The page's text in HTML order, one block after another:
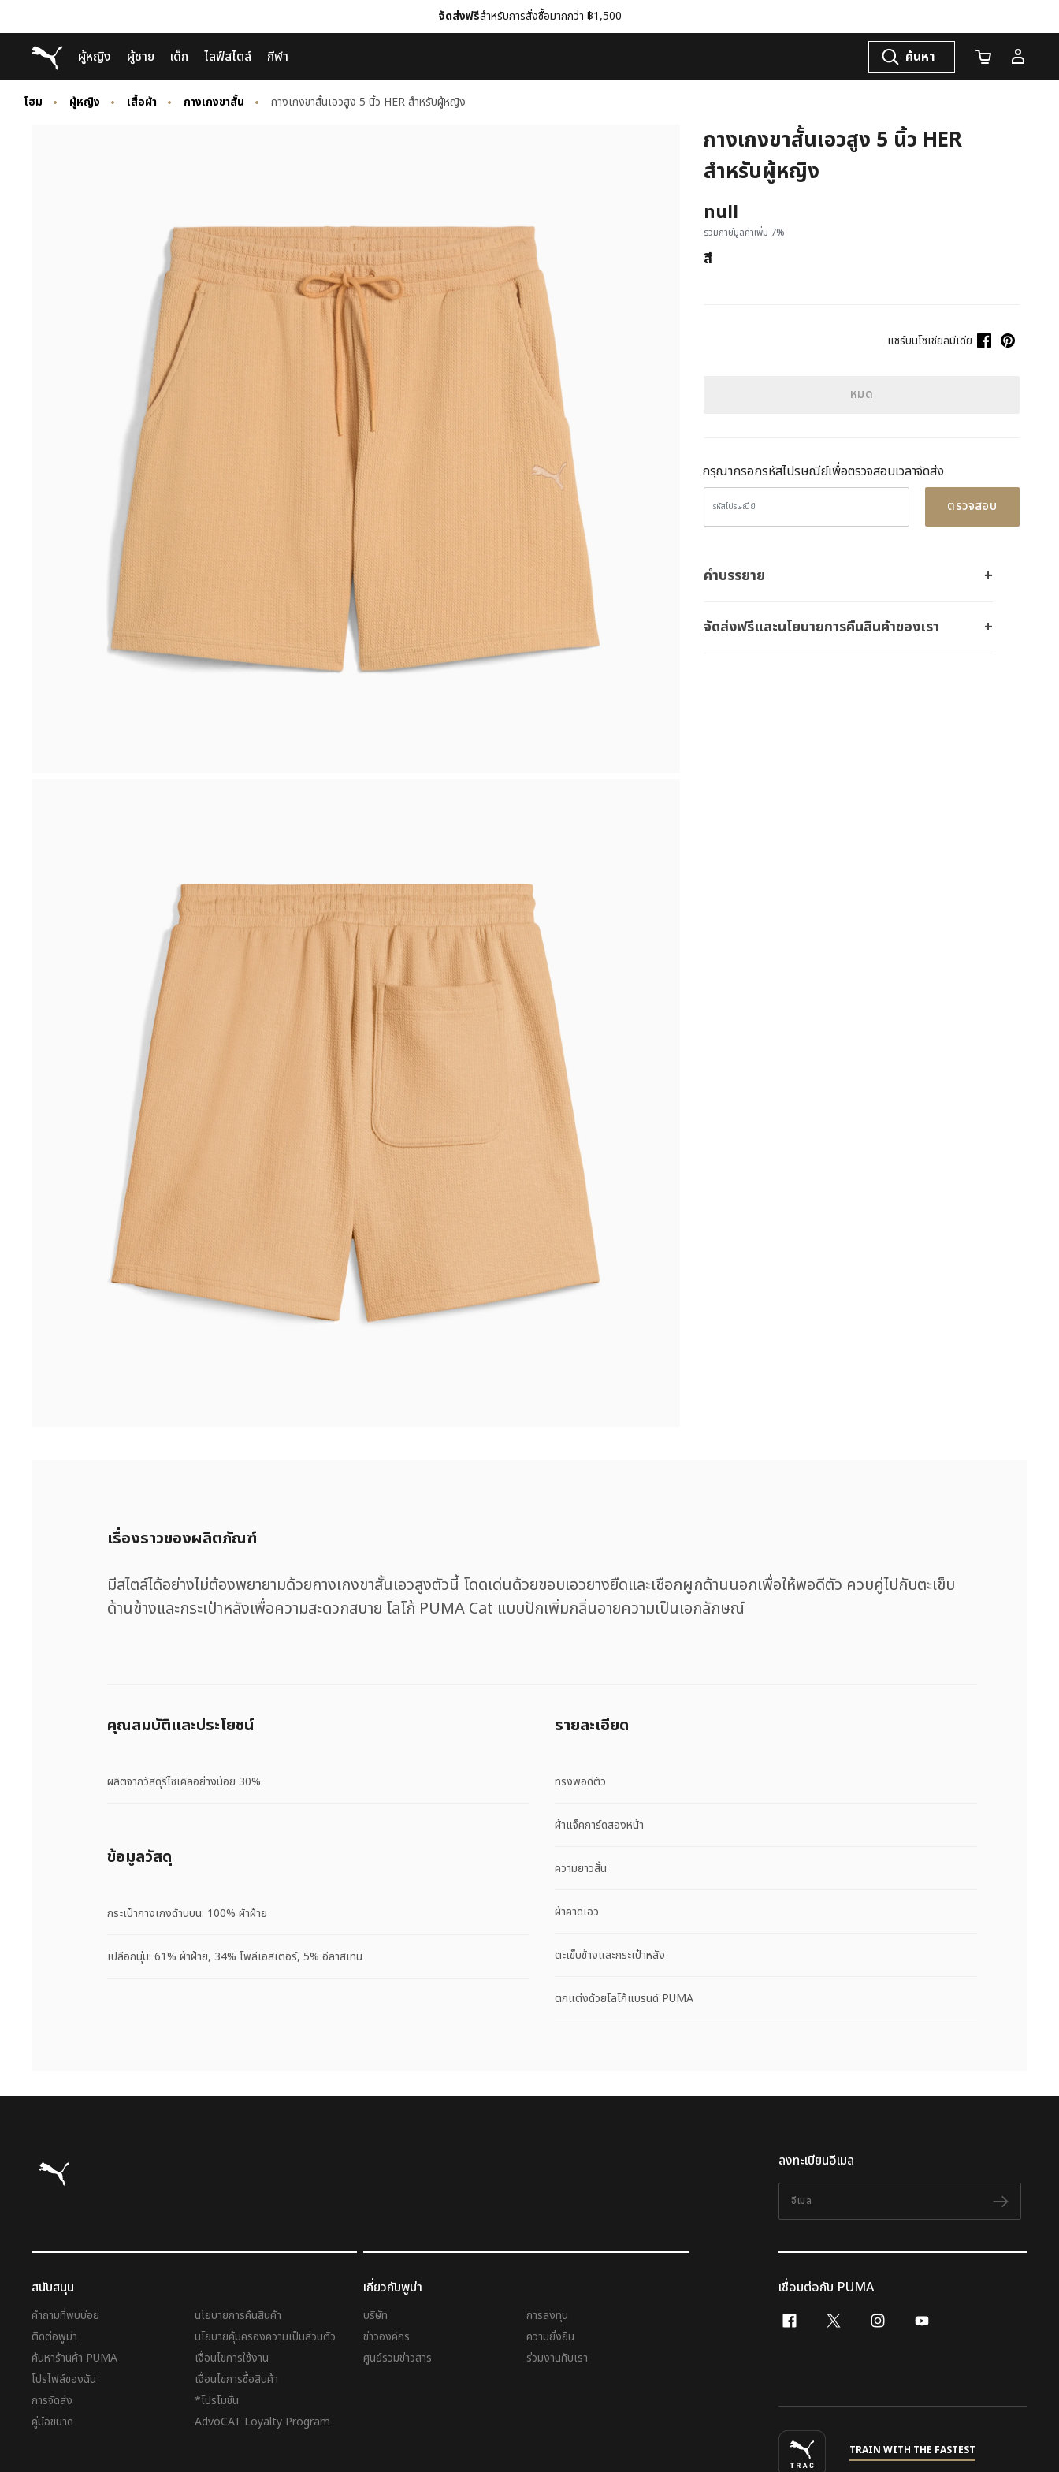
to
Main
content
to
Footer
Content
จัดส่งฟรีสำหรับการสั่งซื้อมากกว่า ฿1,500
Puma โฮม
ผู้หญิง ผู้ชาย เด็ก ไลฟ์สไตล์ กีฬา ค้นหา จำนวนรถเข็น
โฮม ผู้หญิง เสื้อผ้า กางเกงขาสั้น กางเกงขาสั้นเอวสูง 5 นิ้ว HER สำหรับผู้หญิง
กางเกงขาสั้นเอวสูง 5 นิ้ว HER
สำหรับผู้หญิง
null
รวมภาษีมูลค่าเพิ่ม 7%
สี
แชร์บนโซเชียลมีเดีย
หมด
กรุณากรอกรหัสไปรษณีย์เพื่อตรวจสอบเวลาจัดส่ง
ตรวจสอบ
คำบรรยาย
จัดส่งฟรีและนโยบายการคืนสินค้าของเรา
เรื่องราวของผลิตภัณฑ์
มีสไตล์ได้อย่างไม่ต้องพยายามด้วยกางเกงขาสั้นเอวสูงตัวนี้ โดดเด่นด้วยขอบเอวยางยืดและเชือกผูกด้านนอกเพื่อให้พอดีตัว ควบคู่ไปกับตะเข็บ
ด้านข้างและกระเป๋าหลังเพื่อความสะดวกสบาย โลโก้ PUMA Cat แบบปักเพิ่มกลิ่นอายความเป็นเอกลักษณ์
คุณสมบัติและประโยชน์
ผลิตจากวัสดุรีไซเคิลอย่างน้อย 30%
รายละเอียด
ทรงพอดีตัว
ผ้าแจ็คการ์ดสองหน้า
ความยาวสั้น
ผ้าคาดเอว
ตะเข็บข้างและกระเป๋าหลัง
ตกแต่งด้วยโลโก้แบรนด์ PUMA
ข้อมูลวัสดุ
กระเป๋ากางเกงด้านบน: 100% ผ้าฝ้าย
เปลือกนุ่ม: 61% ผ้าฝ้าย, 34% โพลีเอสเตอร์, 5% อีลาสเทน
Puma โฮม
ลงทะเบียนอีเมล
อีเมล
ติดตาม
สนับสนุน
คำถามที่พบบ่อย
ติดต่อพูม่า
ค้นหาร้านค้า PUMA
โปรไฟล์ของฉัน
การจัดส่ง
คู่มือขนาด
นโยบายการคืนสินค้า
นโยบายคุ้มครองความเป็นส่วนตัว
เงื่อนไขการใช้งาน
เงื่อนไขการซื้อสินค้า
*โปรโมชั่น
AdvoCAT Loyalty Program
เกี่ยวกับพูม่า
บริษัท
ข่าวองค์กร
ศูนย์รวมข่าวสาร
การลงทุน
ความยั่งยืน
ร่วมงานกับเรา
เชื่อมต่อกับ PUMA
facebook
x-twitterinstagram
youtube
TRAIN WITH THE FASTEST